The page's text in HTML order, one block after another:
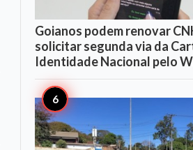
Goianos podem renovar
solicitar segunda via da
Identidade Nacional pelo